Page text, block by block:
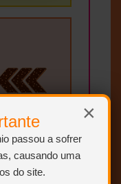
×
passou a sofrer
causando uma
do site.
botão
será
com